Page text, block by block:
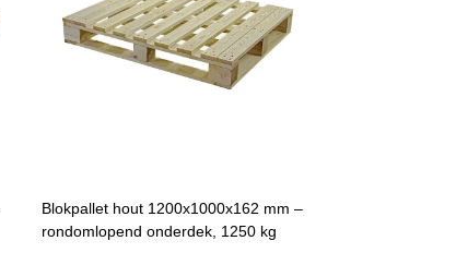
Blokpallet hout 1200x1000x162 mm –
rondomlopend onderdek, 1250 kg